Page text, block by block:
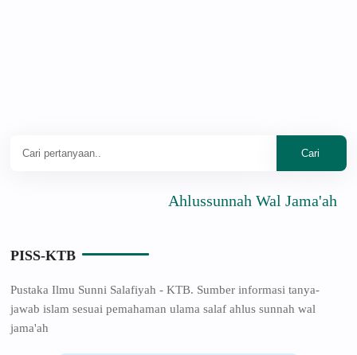
Ahlussunnah Wal Jama'ah
PISS-KTB
Pustaka Ilmu Sunni Salafiyah - KTB. Sumber informasi tanya-
jawab islam sesuai pemahaman ulama salaf ahlus sunnah wal
jama'ah